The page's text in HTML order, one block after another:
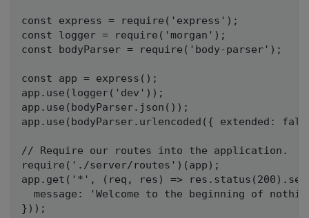
const express = require('express');
const logger = require('morgan');
const bodyParser = require('body-parser');
const app = express();
app.use(logger('dev'));
app.use(bodyParser.json());
app.use(bodyParser.urlencoded({ extended:
// Require our routes into the application.
require('./server/routes')(app);
app.get('*', (req, res) =>
message: 'Welcome to the beginning of
}));